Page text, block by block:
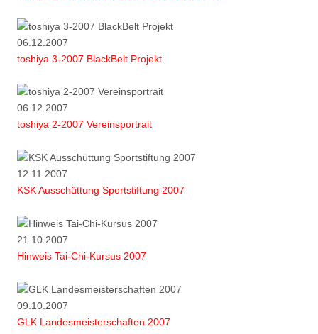
06.12.2007
toshiya 3-2007 BlackBelt Projekt
06.12.2007
toshiya 2-2007 Vereinsportrait
12.11.2007
KSK Ausschüttung Sportstiftung 2007
21.10.2007
Hinweis Tai-Chi-Kursus 2007
09.10.2007
GLK Landesmeisterschaften 2007